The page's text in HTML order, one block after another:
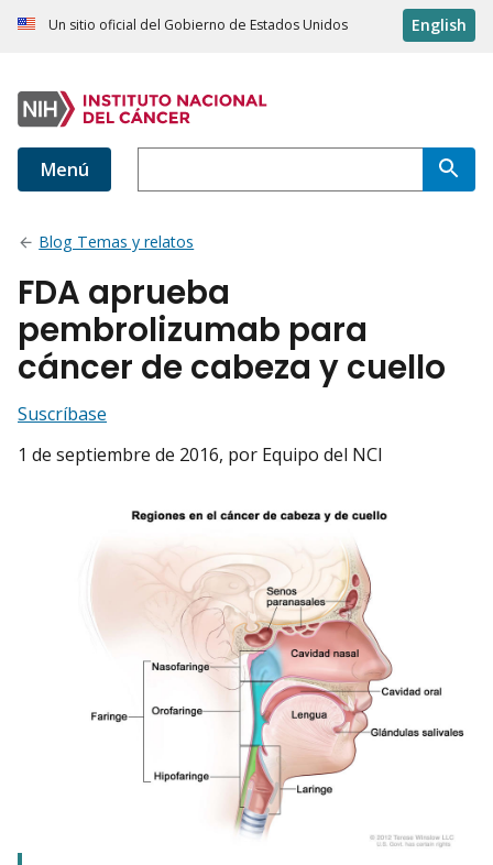
Un sitio oficial del Gobierno de Estados Unidos English
Menú
Blog Temas y relatos
FDA aprueba
pembrolizumab para
cáncer de cabeza y cuello
Suscríbase
1 de septiembre de 2016, por Equipo del NCI